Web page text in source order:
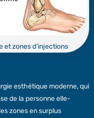
et zones d’injections
esthétique moderne, qui
de la personne elle-
zones en surplus